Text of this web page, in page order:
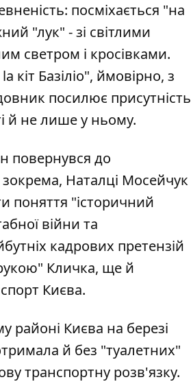
посміхається "на
"лук" - зі світлими
светром і кросівками.
кіт Базіліо", ймовірно, з
посилює присутність
й не лише у ньому.
повернувся до
зокрема, Наталці Мосейчук
поняття "історичний
війни та
кадрових претензій
Кличка, ще й
Києва.
районі Києва на березі
й без "туалетних"
транспортну розв'язку.